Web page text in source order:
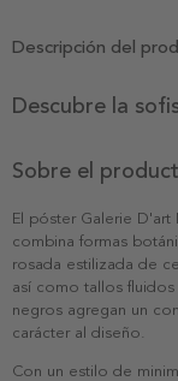
Descripción del
Descubre la
Sobre el
El póster Galerie
combina formas
rosada estilizada de
así como tallos
negros agregan un
carácter al diseño.
Con un estilo de